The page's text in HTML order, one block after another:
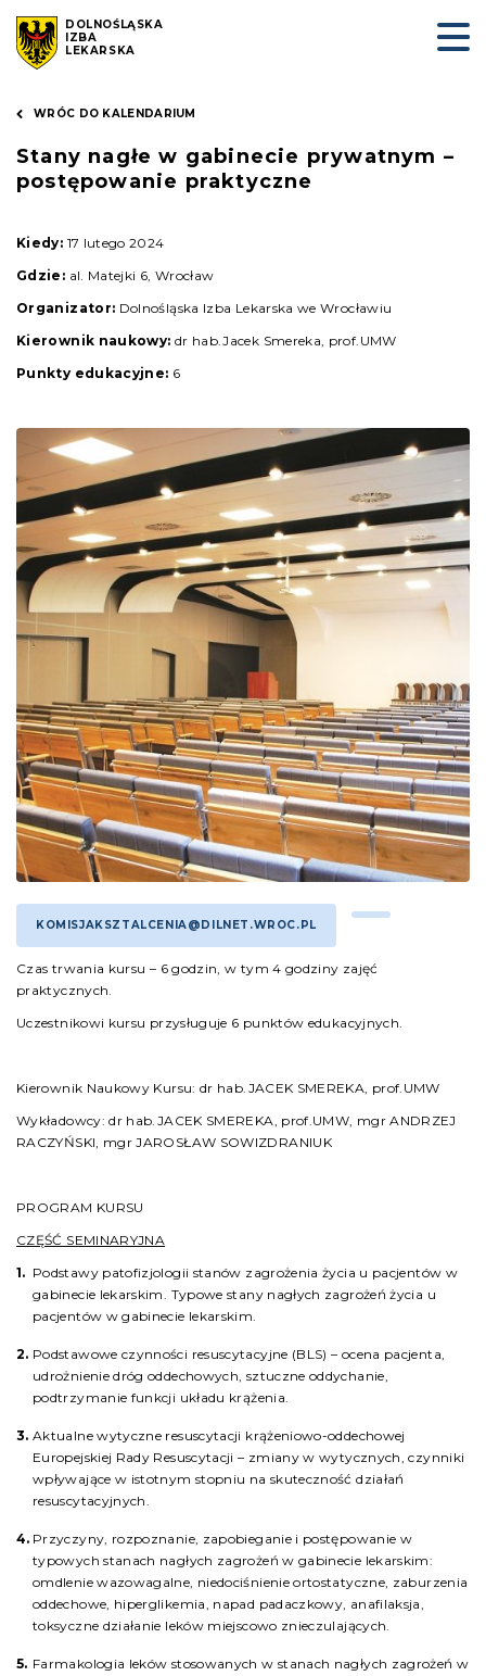
DOLNOŚLĄSKA
IZBA
LEKARSKA
WRÓC DO KALENDARIUM
Stany nagłe w gabinecie prywatnym –
postępowanie praktyczne
Kiedy: 17 lutego 2024
Gdzie: al. Matejki 6, Wrocław
Organizator: Dolnośląska Izba Lekarska we Wrocławiu
Kierownik naukowy: dr hab.Jacek Smereka, prof.UMW
Punkty edukacyjne: 6
KOMISJAKSZTALCENIA@DILNET.WROC.PL
Czas trwania kursu – 6 godzin, w tym 4 godziny zajęć
praktycznych.
Uczestnikowi kursu przysługuje 6 punktów edukacyjnych.
Kierownik Naukowy Kursu: dr hab.JACEK SMEREKA, prof.UMW
Wykładowcy: dr hab.JACEK SMEREKA, prof.UMW, mgr ANDRZEJ
RACZYŃSKI, mgr JAROSŁAW SOWIZDRANIUK
PROGRAM KURSU
CZĘŚĆ SEMINARYJNA
Podstawy patofizjologii stanów zagrożenia życia u pacjentów w
gabinecie lekarskim. Typowe stany nagłych zagrożeń życia u
pacjentów w gabinecie lekarskim.
Podstawowe czynności resuscytacyjne (BLS) – ocena pacjenta,
udrożnienie dróg oddechowych, sztuczne oddychanie,
podtrzymanie funkcji układu krążenia.
Aktualne wytyczne resuscytacji krążeniowo-oddechowej
Europejskiej Rady Resuscytacji – zmiany w wytycznych, czynniki
wpływające w istotnym stopniu na skuteczność działań
resuscytacyjnych.
Przyczyny, rozpoznanie, zapobieganie i postępowanie w
typowych stanach nagłych zagrożeń w gabinecie lekarskim:
omdlenie wazowagalne, niedociśnienie ortostatyczne, zaburzenia
oddechowe, hiperglikemia, napad padaczkowy, anafilaksja,
toksyczne działanie leków miejscowo znieczulających.
Farmakologia leków stosowanych w stanach nagłych zagrożeń w